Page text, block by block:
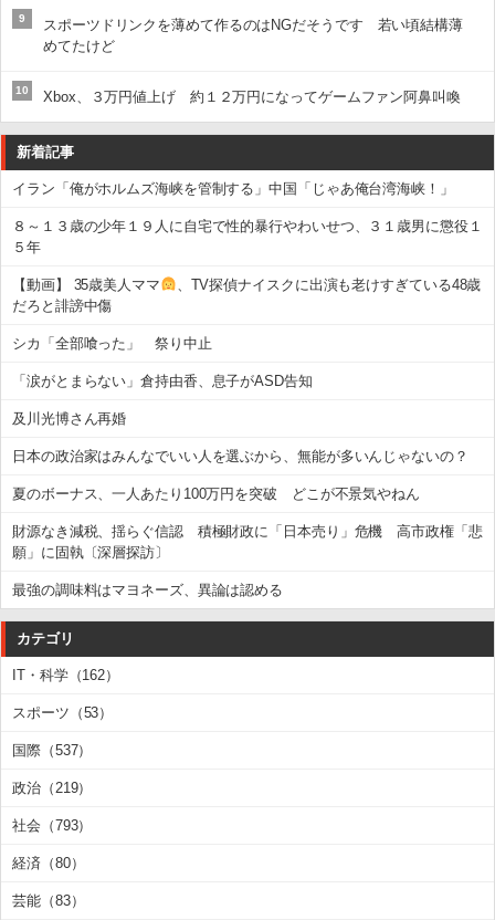
9
スポーツドリンクを薄めて作るのはNGだそうです 若い頃結構薄
めてたけど
10 Xbox、３万円値上げ 約１２万円になってゲームファン阿鼻叫喚
新着記事
イラン「俺がホルムズ海峡を管制する」中国「じゃあ俺台湾海峡！」
８～１３歳の少年１９人に自宅で性的暴行やわいせつ、３１歳男に懲役１
５年
【動画】 35歳美人ママ
、TV探偵ナイスクに出演も老けすぎている48歳
だろと誹謗中傷
シカ「全部喰った」 祭り中止
「涙がとまらない」倉持由香、息子がASD告知
及川光博さん再婚
日本の政治家はみんなでいい人を選ぶから、無能が多いんじゃないの？
夏のボーナス、一人あたり100万円を突破 どこが不景気やねん
財源なき減税、揺らぐ信認 積極財政に「日本売り」危機 高市政権「悲
願」に固執〔深層探訪〕
最強の調味料はマヨネーズ、異論は認める
カテゴリ
IT・科学（162）
スポーツ（53）
国際（537）
政治（219）
社会（793）
経済（80）
芸能（83）